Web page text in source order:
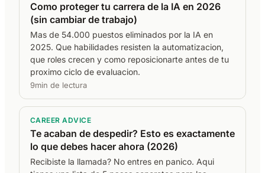
Como proteger tu carrera de la IA en 2026
(sin cambiar de trabajo)
Mas de 54.000 puestos eliminados por la IA en
2025. Que habilidades resisten la automatizacion,
que roles crecen y como reposicionarte antes de tu
proximo ciclo de evaluacion.
9min de lectura
CAREER ADVICE
Te acaban de despedir? Esto es exactamente
lo que debes hacer ahora (2026)
Recibiste la llamada? No entres en panico. Aqui